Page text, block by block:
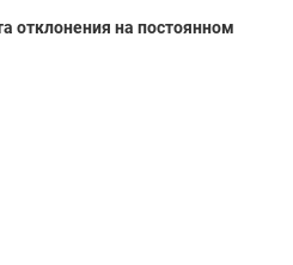
отклонения на постоянном